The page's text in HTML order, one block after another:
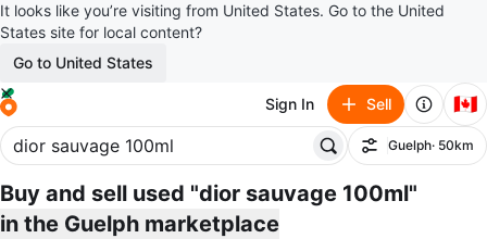
It looks like you’re visiting from United States. Go to the United
States site for local content?
Go to United States
Sign In Sell 🇨🇦
Filter
Guelph· 50km
Buy and sell used "dior sauvage 100ml"
in the Guelph marketplace